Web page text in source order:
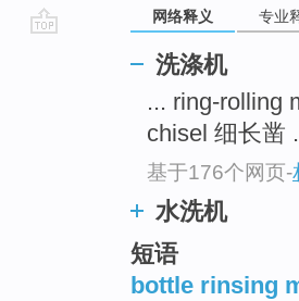
网络释义 专业
洗涤机
... ring-rolling
chisel 细长凿
基于176个网页-
水洗机
短语
bottle rinsing